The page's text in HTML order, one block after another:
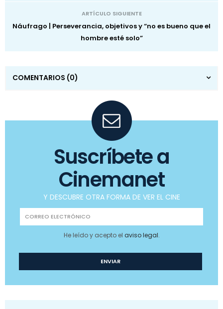
ARTÍCULO SIGUIENTE
Náufrago | Perseverancia, objetivos y “no es bueno que el
hombre esté solo”
COMENTARIOS (0)
Suscríbete a
Cinemanet
Y DESCUBRE OTRA FORMA DE VER EL CINE
He leído y acepto el aviso legal.